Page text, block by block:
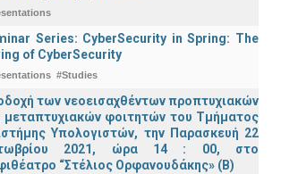
Series: CyberSecurity in Spring: The
of CyberSecurity
#Studies
των νεοεισαχθέντων προπτυχιακών
μεταπτυχιακών φοιτητών του Τμήματος
Υπολογιστών, την Παρασκευή 22
2021, ώρα 14 : 00, στο
“Στέλιος Ορφανουδάκης» (Β)